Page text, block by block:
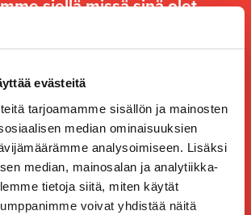
evästeitä
tarjoamamme sisällön ja mainosten
median ominaisuuksien
analysoimiseen. Lisäksi
median, mainosalan ja analytiikka-
tietoja siitä, miten käytät
voivat yhdistää näitä
siellä missä sinä olet
HAKU